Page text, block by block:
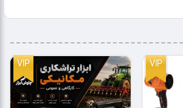
VIP
VIP